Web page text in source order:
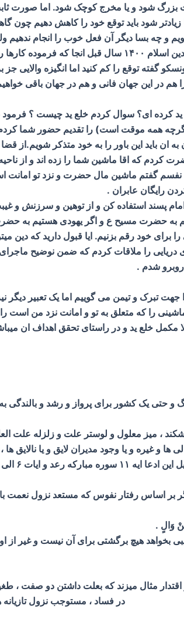
بزرگ شود و یا مخرج کوچک شود. اما صورت
شود باید توقع خود را کاهش دهیم چون
و چه بسا دیگر آن فعل خوب را انجام
خود کار کنیم شادی ما افزایش و انگیزه انجام کار خیر استمرار خواهد داشت.مدتی بعد متوجه شدم دین
گفته توقع را کم کنید اما انگیزه والایی جز
هم در این جهان فانی و هم در جهان باقی
ید کرده ای؟ سوال کردم خلع ید چیست ؟
همه موقت است) را تقدیم حضور شما کردم
باید این باور را به خود متذکر شویم.از
که اقا ماشین شما را زده اند و از
گفتم ماشین مال حضرت و نزد تو امانت
رایگان عابران .
پسند استفاده کن و از توهین و سرزنش و
به حضرت مسیح ع و اگر یهودی هستیم به
خود رقم بزنیم. ایا قبول دارید که دین
دریایی را ملاقات کردم که ضمن نوضیح
شدم .
تبرک و تیمن می گوییم اما یک تعبیر دیگر
را که متعلق به تو و امانت نزد من است
خلع ید و در راستای تحقق اهداف ان
حتی یک کشور برای پرواز و رشد و بالندگی به
، میز معلول و لوستر علت و زلزله علت
و غیره و یا وجود مدیران لایق و یا نالایق
وَالٍ .
بخواهد هيچ برگشتى براى آن نيست و غير از
قدرت و اقتدار مثال میزند که بعلت داشتن دو صفت
در فساد ، مستوجب نزول تازیانه